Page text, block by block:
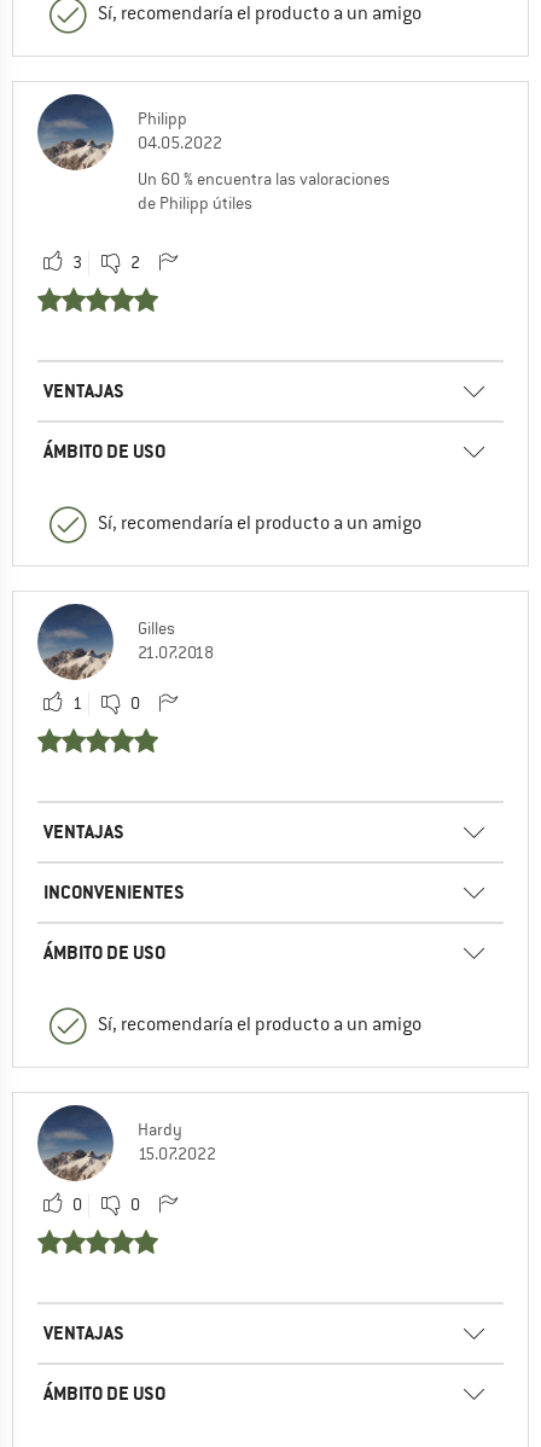
Sí, recomendaría el producto a un amigo
Philipp
04.05.2022
Un 60 % encuentra las valoraciones
de Philipp útiles
3 2
VENTAJAS
ÁMBITO DE USO
Sí, recomendaría el producto a un amigo
Gilles
21.07.2018
1 0
VENTAJAS
INCONVENIENTES
ÁMBITO DE USO
Sí, recomendaría el producto a un amigo
Hardy
15.07.2022
0 0
VENTAJAS
ÁMBITO DE USO